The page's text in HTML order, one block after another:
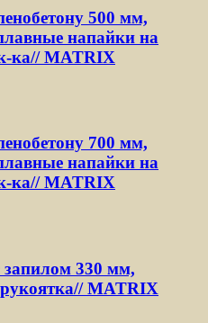
500 мм,
напайки на
ка// MATRIX
700 мм,
напайки на
ка// MATRIX
330 мм,
MATRIX